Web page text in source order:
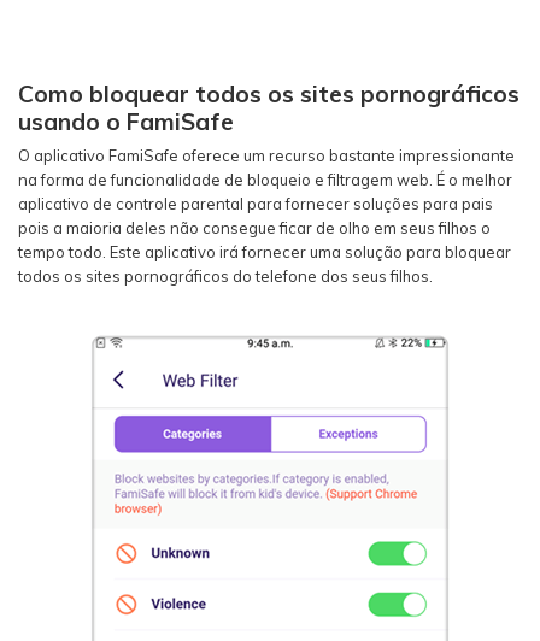
Como bloquear todos os sites pornográficos
usando o FamiSafe
O aplicativo FamiSafe oferece um recurso bastante impressionante
na forma de funcionalidade de bloqueio e filtragem web. É o melhor
aplicativo de controle parental para fornecer soluções para pais
pois a maioria deles não consegue ficar de olho em seus filhos o
tempo todo. Este aplicativo irá fornecer uma solução para bloquear
todos os sites pornográficos do telefone dos seus filhos.